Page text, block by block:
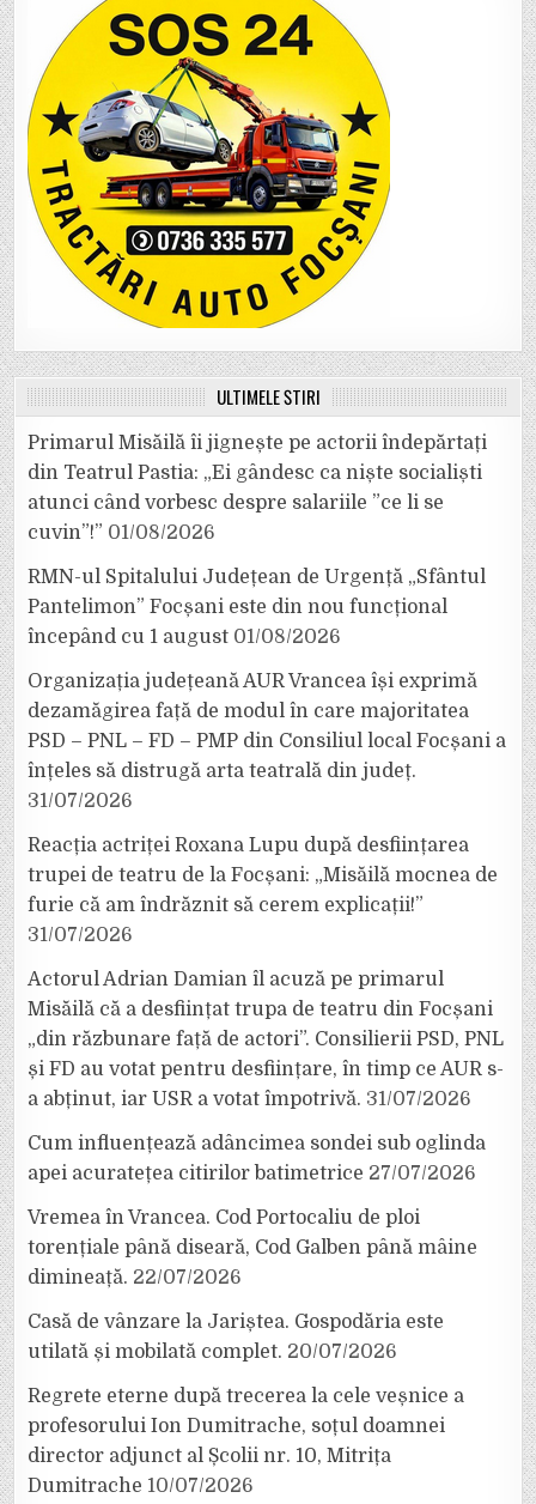
ULTIMELE ȘTIRI
Primarul Misăilă îi jignește pe actorii îndepărtați
din Teatrul Pastia: „Ei gândesc ca niște socialiști
atunci când vorbesc despre salariile ”ce li se
cuvin”!” 01/08/2026
RMN-ul Spitalului Județean de Urgență „Sfântul
Pantelimon” Focșani este din nou funcțional
începând cu 1 august 01/08/2026
Organizația județeană AUR Vrancea își exprimă
dezamăgirea față de modul în care majoritatea
PSD – PNL – FD – PMP din Consiliul local Focșani a
înțeles să distrugă arta teatrală din județ.
31/07/2026
Reacția actriței Roxana Lupu după desființarea
trupei de teatru de la Focșani: „Misăilă mocnea de
furie că am îndrăznit să cerem explicații!”
31/07/2026
Actorul Adrian Damian îl acuză pe primarul
Misăilă că a desființat trupa de teatru din Focșani
„din răzbunare față de actori”. Consilierii PSD, PNL
și FD au votat pentru desființare, în timp ce AUR s-
a abținut, iar USR a votat împotrivă. 31/07/2026
Cum influențează adâncimea sondei sub oglinda
apei acuratețea citirilor batimetrice 27/07/2026
Vremea în Vrancea. Cod Portocaliu de ploi
torențiale până diseară, Cod Galben până mâine
dimineață. 22/07/2026
Casă de vânzare la Jariștea. Gospodăria este
utilată și mobilată complet. 20/07/2026
Regrete eterne după trecerea la cele veșnice a
profesorului Ion Dumitrache, soțul doamnei
director adjunct al Școlii nr. 10, Mitrița
Dumitrache 10/07/2026